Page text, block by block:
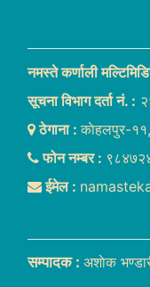
नमस्ते कर्णाली
सूचना विभाग दर्ता नं. :
ठेगाना :काेहलपुर-
फोन नम्बर :
ईमेल :
सम्पादक : अशाेक